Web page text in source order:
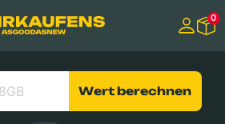
0
Wert berechnen